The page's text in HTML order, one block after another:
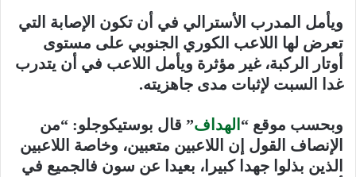
ويأمل المدرب الأسترالي في أن تكون الإصابة التي
تعرض لها اللاعب الكوري الجنوبي على مستوى
أوتار الركبة، غير مؤثرة ويأمل اللاعب في أن يتدرب
غدا السبت لإثبات مدى جاهزيته.
وبحسب موقع “ الهداف” قال بوستيكوجلو: “من
الإنصاف القول إن اللاعبين متعبين، وخاصة اللاعبين
الذين بذلوا جهدا كبيرا، بعيدا عن سون فالجميع في